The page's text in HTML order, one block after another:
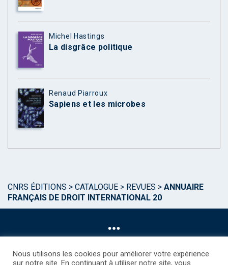
Michel Hastings
La disgrâce politique
Renaud Piarroux
Sapiens et les microbes
CNRS ÉDITIONS > CATALOGUE > REVUES > ANNUAIRE
FRANÇAIS DE DROIT INTERNATIONAL 20
Nous utilisons les cookies pour améliorer votre expérience
sur notre site. En continuant à utiliser notre site, vous